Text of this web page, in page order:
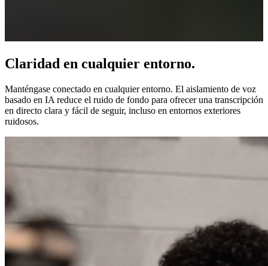
Claridad en cualquier entorno.
Manténgase conectado en cualquier entorno. El aislamiento de voz
basado en IA reduce el ruido de fondo para ofrecer una transcripción
en directo clara y fácil de seguir, incluso en entornos exteriores
ruidosos.